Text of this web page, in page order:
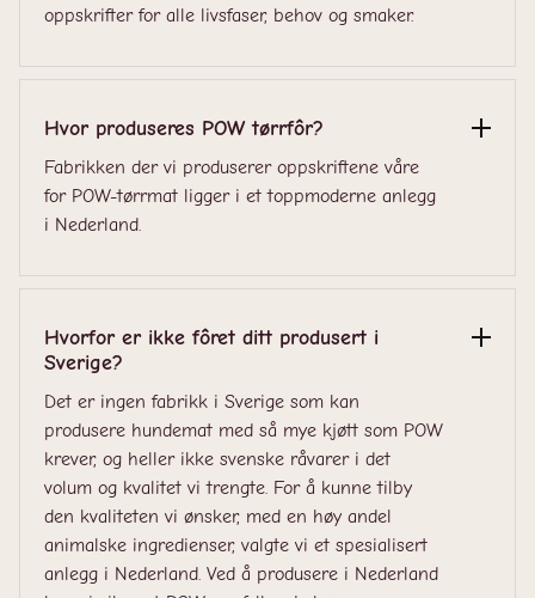
oppskrifter for alle livsfaser, behov og smaker.
Hvor produseres POW tørrfôr?
Fabrikken der vi produserer oppskriftene våre
for POW-tørrmat ligger i et toppmoderne anlegg
i Nederland.
Hvorfor er ikke fôret ditt produsert i
Sverige?
Det er ingen fabrikk i Sverige som kan
produsere hundemat med så mye kjøtt som POW
krever, og heller ikke svenske råvarer i det
volum og kvalitet vi trengte. For å kunne tilby
den kvaliteten vi ønsker, med en høy andel
animalske ingredienser, valgte vi et spesialisert
anlegg i Nederland. Ved å produsere i Nederland